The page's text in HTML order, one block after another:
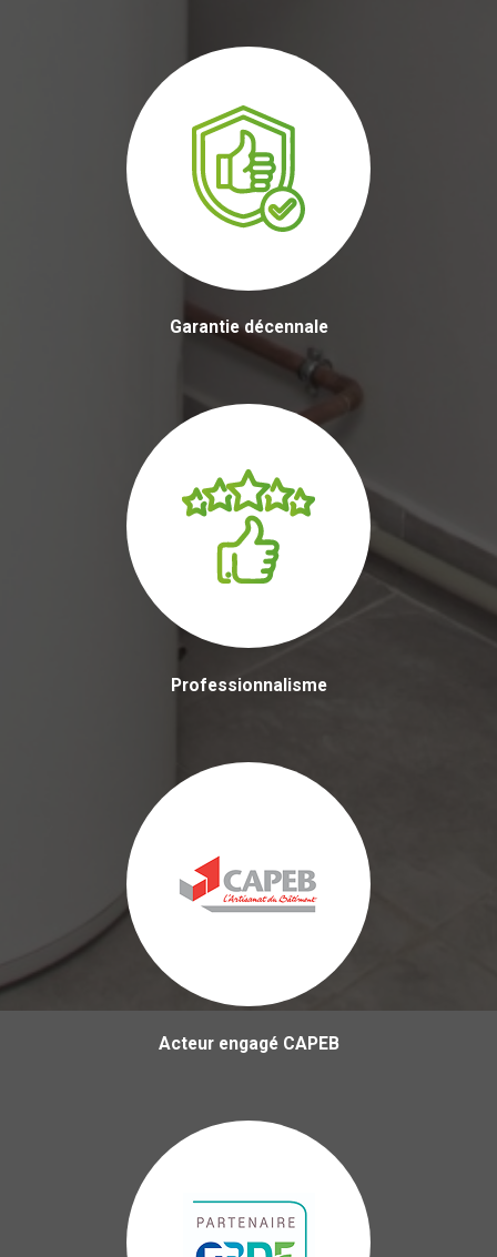
Garantie décennale
Professionnalisme
Acteur engagé CAPEB